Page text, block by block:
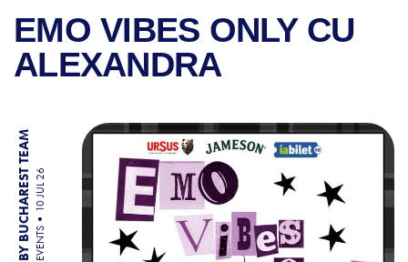
EMO VIBES ONLY CU
ALEXANDRA
BY BUCHAREST TEAM EVENTS
10 JUL 26